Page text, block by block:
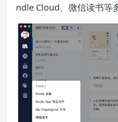
ndle Cloud、微信读书等